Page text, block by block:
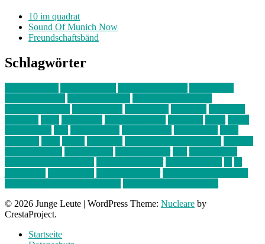
10 im quadrat
Sound Of Munich Now
Freundschaftsbänd
Schlagwörter
© 2026 Junge Leute | WordPress Theme: Nucleare by
CrestaProject.
Startseite